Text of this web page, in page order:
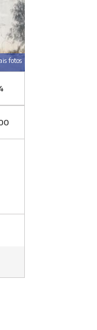
fotos